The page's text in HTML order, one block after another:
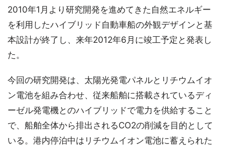
2010年1月より研究開発を進めてきた自然エネルギー
を利用したハイブリッド自動車船の外観デザインと基
本設計が終了し、来年2012年6月に竣工予定と発表し
た。
今回の研究開発は、太陽光発電パネルとリチウムイオ
ン電池を組み合わせ、従来船舶に搭載されているディ
ーゼル発電機とのハイブリッドで電力を供給すること
で、船舶全体から排出されるCO2の削減を目的として
いる。港内停泊中はリチウムイオン電池に蓄えられた